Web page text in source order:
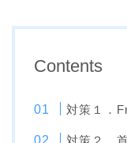
Contents
対策１．